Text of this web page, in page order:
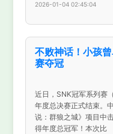
2026-01-04 02:45:04
不败神话！小孩
赛夺冠
近日，SNK冠军系列赛
年度总决赛正式结束。
说：群狼之城》项目中
得年度总冠军！本次比